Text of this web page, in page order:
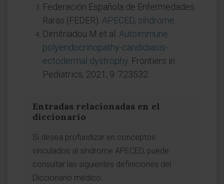
Federación Española de Enfermedades
Raras (FEDER). APECED, síndrome
Dimitriadou M et al. Autoimmune
polyendocrinopathy-candidiasis-
ectodermal dystrophy . Frontiers in
Pediatrics, 2021; 9: 723532.
Entradas relacionadas en el
diccionario
Si desea profundizar en conceptos
vinculados al síndrome APECED, puede
consultar las siguientes definiciones del
Diccionario médico: